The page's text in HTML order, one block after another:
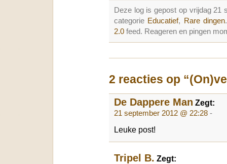
Deze log is gepost op vrijdag 21
categorie Educatief, Rare dingen
2.0 feed. Reageren en pingen
2 reacties op
De Dappere Man Zegt:
21 september 2012 @ 22:28 -
Leuke post!
Tripel B. Zegt: